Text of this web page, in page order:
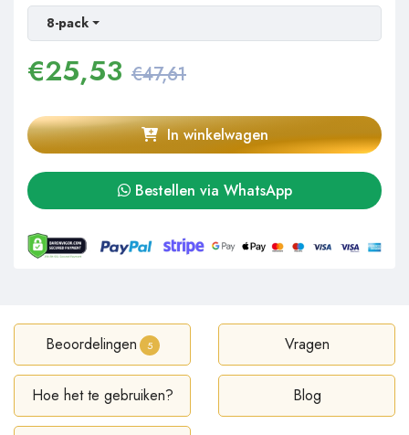
8-pack
€25,53 €47,61
In winkelwagen
Bestellen via WhatsApp
Beoordelingen 5 Vragen
Hoe het te gebruiken? Blog